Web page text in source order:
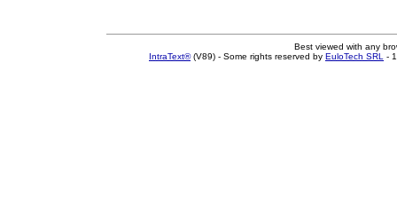
Best viewed with any
IntraText®(V89) - Some rights reserved by EuloTech SRL -